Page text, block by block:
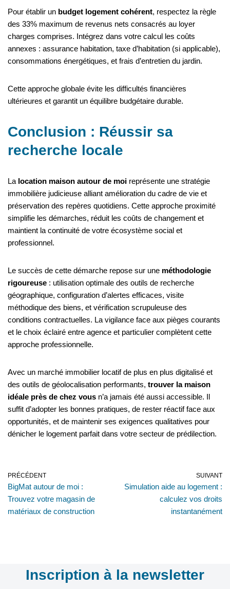
Pour établir un budget logement cohérent, respectez la règle
des 33% maximum de revenus nets consacrés au loyer
charges comprises. Intégrez dans votre calcul les coûts
annexes : assurance habitation, taxe d’habitation (si applicable),
consommations énergétiques, et frais d’entretien du jardin.
Cette approche globale évite les difficultés financières
ultérieures et garantit un équilibre budgétaire durable.
Conclusion : Réussir sa
recherche locale
La location maison autour de moi représente une stratégie
immobilière judicieuse alliant amélioration du cadre de vie et
préservation des repères quotidiens. Cette approche proximité
simplifie les démarches, réduit les coûts de changement et
maintient la continuité de votre écosystème social et
professionnel.
Le succès de cette démarche repose sur une méthodologie
rigoureuse : utilisation optimale des outils de recherche
géographique, configuration d’alertes efficaces, visite
méthodique des biens, et vérification scrupuleuse des
conditions contractuelles. La vigilance face aux pièges courants
et le choix éclairé entre agence et particulier complètent cette
approche professionnelle.
Avec un marché immobilier locatif de plus en plus digitalisé et
des outils de géolocalisation performants, trouver la maison
idéale près de chez vous n’a jamais été aussi accessible. Il
suffit d’adopter les bonnes pratiques, de rester réactif face aux
opportunités, et de maintenir ses exigences qualitatives pour
dénicher le logement parfait dans votre secteur de prédilection.
PRÉCÉDENT
BigMat autour de moi :
Trouvez votre magasin de
matériaux de construction
SUIVANT
Simulation aide au logement :
calculez vos droits
instantanément
Inscription à la newsletter